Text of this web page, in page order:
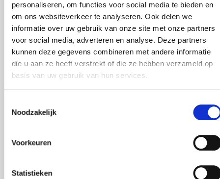
personaliseren, om functies voor social media te bieden en
om ons websiteverkeer te analyseren. Ook delen we
informatie over uw gebruik van onze site met onze partners
voor social media, adverteren en analyse. Deze partners
kunnen deze gegevens combineren met andere informatie
die u aan ze heeft verstrekt of die ze hebben verzameld op
basis van uw gebruik van hun services.
Noodzakelijk
Voorkeuren
Statistieken
ZAKELIJK
PUBLICATIEDATUM
02.08.2023
Deel dit artikel
Een bedrijfspand verhuren of (tijdelijk) leeg laten
staan kan gevolgen hebben voor je verzekering.
wijziging in het gebruik van een pand invloed kan
Voorkom verrassingen en controleer daarom altijd
vooraf of jouw verzekering nog aansluit bij de